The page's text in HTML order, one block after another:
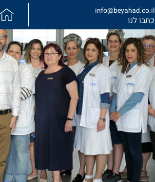
info@beyahad.co.il
כתבו לנו